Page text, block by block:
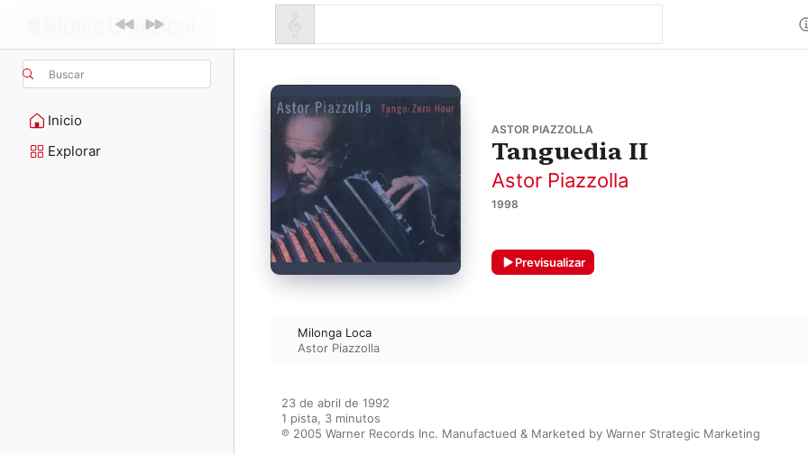
Buscar
Inicio
Explorar
ASTOR PIAZZOLLA
Tanguedia II
Astor Piazzolla
1998
Previsualizar
Milonga Loca
Astor Piazzolla
23 de abril de 1992
1 pista, 3 minutos
℗ 2005 Warner Records Inc. Manufactued & Marketed by Warner Strategic Marketing